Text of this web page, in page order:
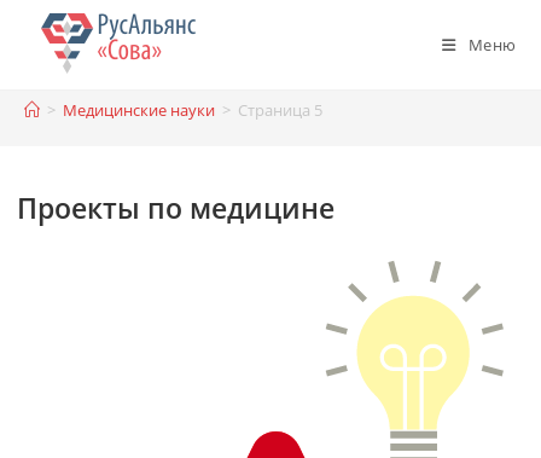
Перейти
содержимому
Меню
> Медицинские науки > Страница 5
Проекты по медицине